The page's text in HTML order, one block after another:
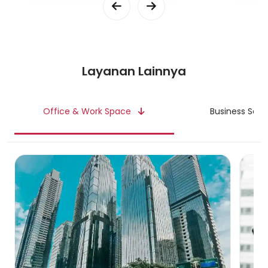
suara dari mikrofon.
Headphone
Headphone digunakan untuk memantau suara yang direkam.
Mixer
Mixer digunakan untuk mengatur volume dan frekuensi suara.
Layanan Lainnya
Office & Work Space Business